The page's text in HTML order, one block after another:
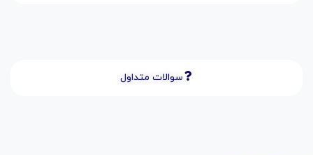
سوالات متداول